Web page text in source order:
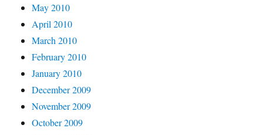
May 2010
April 2010
March 2010
February 2010
January 2010
December 2009
November 2009
October 2009